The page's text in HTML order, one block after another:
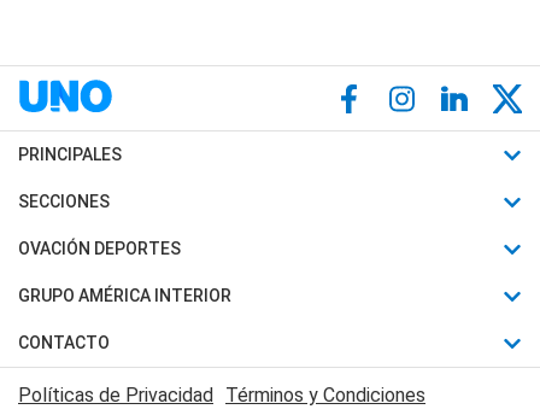
PRINCIPALES
Últimas Noticias
Política
Judiciales
Economia
SECCIONES
Horóscopo
Motores
Trucos caseros
Series y Películas
OVACIÓN DEPORTES
Fútbol
Mundial
Automovilismo
Rugby
GRUPO AMÉRICA INTERIOR
Canal 7 en Vivo
CONTACTO
Acerca de Nosotros
Políticas de Privacidad Términos y Condiciones